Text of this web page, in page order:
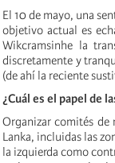
El 10 de mayo, una
objetivo actual es
Wikcramsinhe la
discretamente y
(de ahí la reciente
¿Cuál es el papel de
Organizar comités de
Lanka, incluidas las
la izquierda como